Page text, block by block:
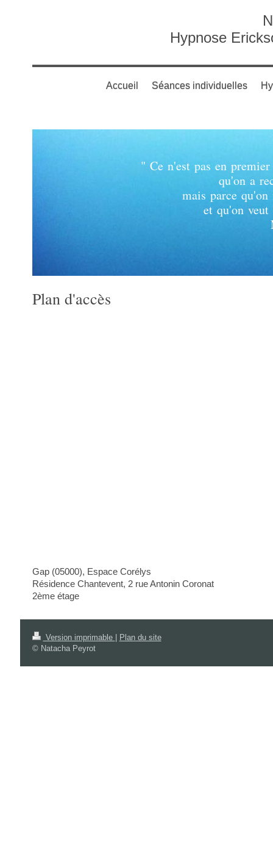
Hypnose
Accueil Séances individuelles
" Ce n'est pas en
qu'on a
mais parce
et qu'on
Plan d'accès
Gap (05000), Espace Corélys
Résidence Chantevent, 2 rue Antonin Coronat
2ème étage
Version imprimable
Plan du site
© Natacha Peyrot